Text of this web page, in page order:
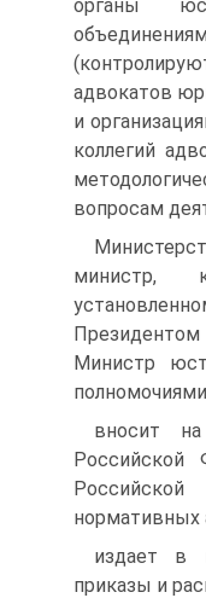
органы
адвокатов
и
коллегий
вопросам
министр,
Министр
вносит
Российской
нормативных
издает в
приказы и